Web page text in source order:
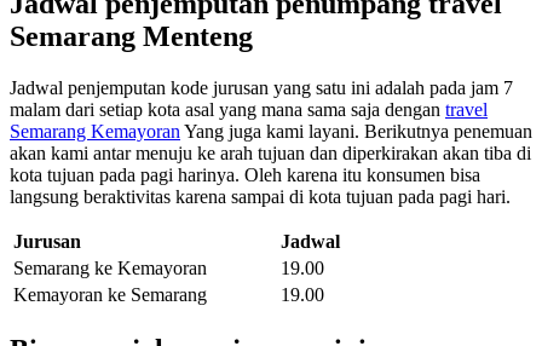
Semarang Menteng
Jadwal penjemputan kode jurusan yang satu ini adalah pada jam 7
malam dari setiap kota asal yang mana sama saja dengan travel
Semarang Kemayoran Yang juga kami layani. Berikutnya penemuan
akan kami antar menuju ke arah tujuan dan diperkirakan akan tiba di
kota tujuan pada pagi harinya. Oleh karena itu konsumen bisa
langsung beraktivitas karena sampai di kota tujuan pada pagi hari.
Jurusan
Jadwal
Semarang ke Kemayoran
19.00
Kemayoran ke Semarang
19.00